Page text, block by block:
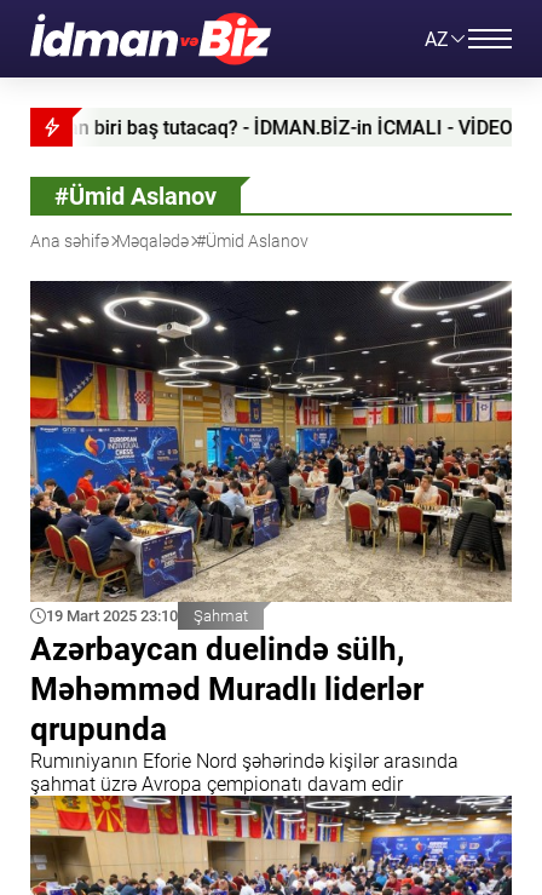
AZ
- İDMAN.BİZ-in İCMALI - VİDEO Kloppdan
#Ümid Aslanov
Ana səhifə Məqalədə #Ümid Aslanov
19 Mart 2025 23:10 Şahmat
Azərbaycan duelində sülh,
Məhəmməd Muradlı liderlər
qrupunda
Rumıniyanın Eforie Nord şəhərində kişilər arasında
şahmat üzrə Avropa çempionatı davam edir